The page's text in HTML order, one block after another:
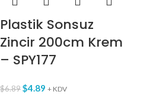
Plastik Sonsuz
Zincir 200cm Krem
– SPY177
$6.89$4.89 + KDV